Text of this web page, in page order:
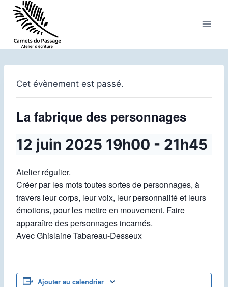
Aller
contenu
Cet évènement est passé.
La fabrique des personnages
12 juin 2025 19h00 - 21h45
Atelier régulier.
Créer par les mots toutes sortes de personnages, à
travers leur corps, leur voix, leur personnalité et leurs
émotions, pour les mettre en mouvement. Faire
apparaître des personnages incarnés.
Avec Ghislaine Tabareau-Desseux
Ajouter au calendrier